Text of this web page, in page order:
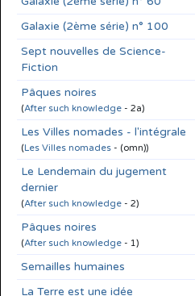
Galaxie (2ème série) n° 100
Sept nouvelles de Science-
Fiction
Pâques noires
(After such knowledge - 2a)
Les Villes nomades - l'intégrale
(Les Villes nomades - (omn))
Le Lendemain du jugement
dernier
(After such knowledge - 2)
Pâques noires
(After such knowledge - 1)
Semailles humaines
La Terre est une idée